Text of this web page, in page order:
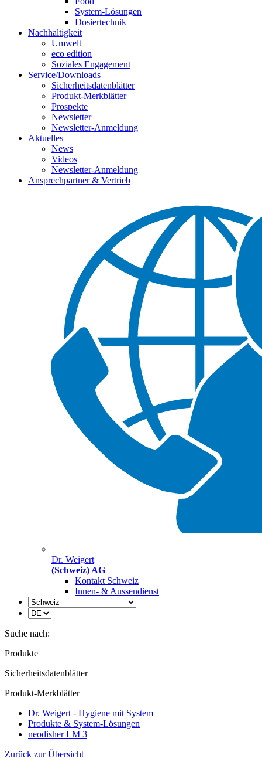
System-Lösungen
Dosiertechnik
Nachhaltigkeit
Umwelt
eco edition
Soziales Engagement
Service/Downloads
Sicherheitsdatenblätter
Produkt-Merkblätter
Prospekte
Newsletter
Newsletter-Anmeldung
Aktuelles
News
Videos
Newsletter-Anmeldung
Ansprechpartner & Vertrieb
Dr. Weigert
(Schweiz) AG
Kontakt Schweiz
Innen- & Aussendienst
Suche nach:
Produkte
Sicherheitsdatenblätter
Produkt-Merkblätter
Dr. Weigert - Hygiene mit System
Produkte & System-Lösungen
neodisher LM 3
Zurück zur Übersicht